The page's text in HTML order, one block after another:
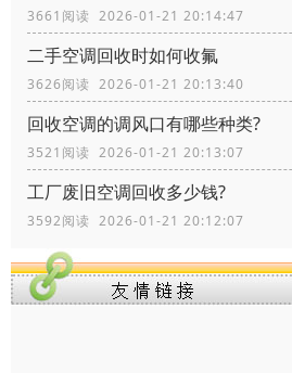
3661阅读 2026-01-21 20:14:47
二手空调回收时如何收氟
3626阅读 2026-01-21 20:13:40
回收空调的调风口有哪些种类?
3521阅读 2026-01-21 20:13:07
工厂废旧空调回收多少钱?
3592阅读 2026-01-21 20:12:07